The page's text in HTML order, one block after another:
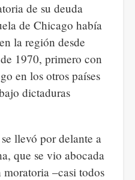
de su deuda
de Chicago había
la región desde
1970, primero con
en los otros países
dictaduras
llevó por delante a
que se vio abocada
–casi todos